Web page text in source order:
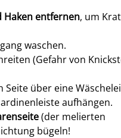
Haken entfernen, um
waschen.
(Gefahr von
über eine
aufhängen.
(der melierten
bügeln!